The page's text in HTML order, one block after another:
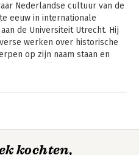
Nederlandse cultuur van de
eeuw in internationale
de Universiteit Utrecht. Hij
werken over historische
op zijn naam staan en
het Historisch Nieuwsblad
Maarten van
kochten,